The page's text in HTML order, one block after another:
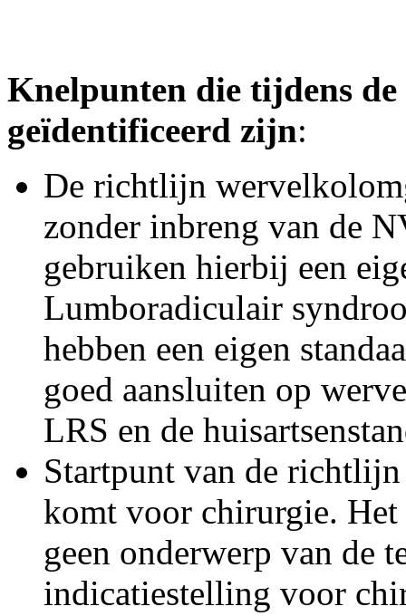
Knelpunten die tijdens
geïdentificeerd zijn:
De richtlijn
zonder inbreng van de
gebruiken hierbij een
Lumboradiculair
hebben een eigen
goed aansluiten op
LRS en de
Startpunt van de
komt voor chirurgie.
geen onderwerp van de
indicatiestelling voor